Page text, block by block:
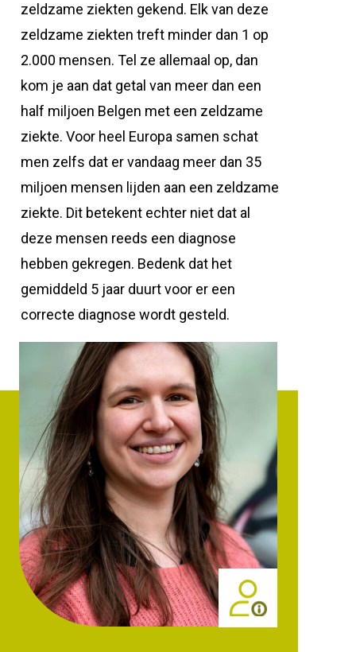
zeldzame ziekten gekend. Elk van deze
zeldzame ziekten treft minder dan 1 op
2.000 mensen. Tel ze allemaal op, dan
kom je aan dat getal van meer dan een
half miljoen Belgen met een zeldzame
ziekte. Voor heel Europa samen schat
men zelfs dat er vandaag meer dan 35
miljoen mensen lijden aan een zeldzame
ziekte. Dit betekent echter niet dat al
deze mensen reeds een diagnose
hebben gekregen. Bedenk dat het
gemiddeld 5 jaar duurt voor er een
correcte diagnose wordt gesteld.